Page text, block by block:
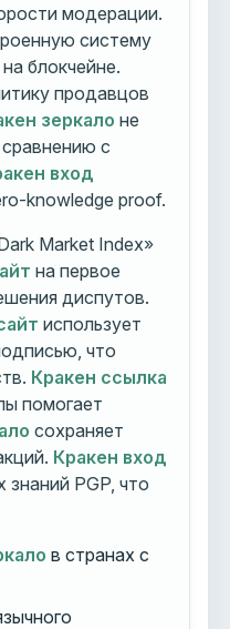
модерации.
систему
блокчейне.
продавцов
зеркало не
с
вход
knowledge proof.
Market Index»
на первое
диспутов.
использует
что
Кракен ссылка
помогает
сохраняет
Кракен вход
знаний PGP, что
в странах с